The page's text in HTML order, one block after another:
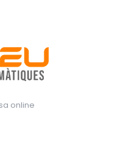
online